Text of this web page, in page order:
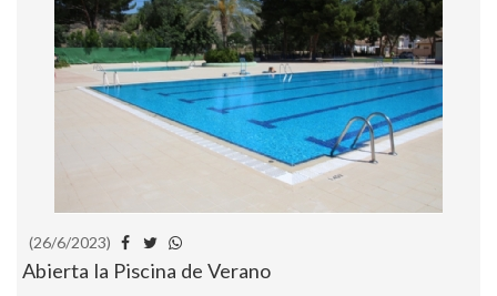
(26/6/2023)
Abierta la Piscina de Verano